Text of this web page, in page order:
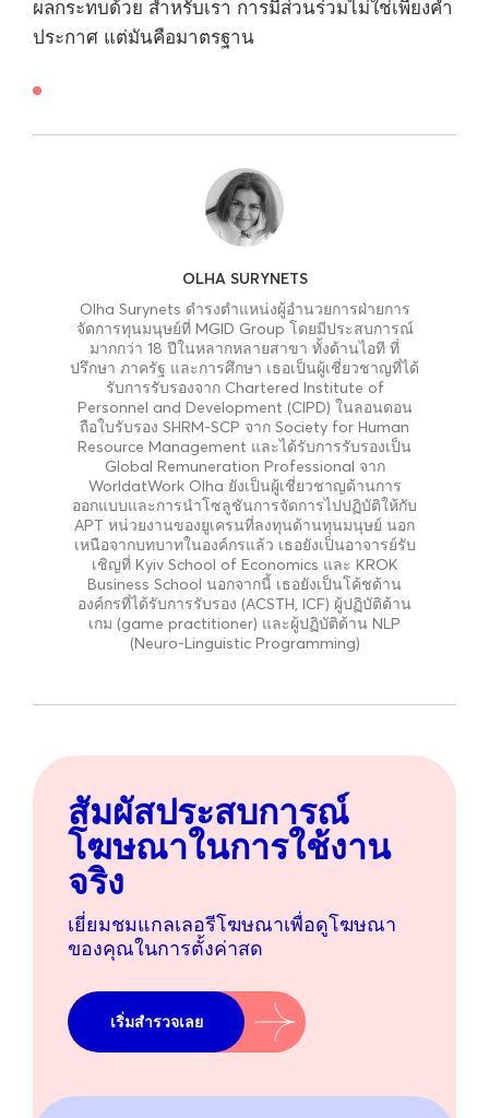
ผลกระทบด้วย สำหรับเรา การมีส่วนร่วมไม่ใช่เพียงคำ
ประกาศ แต่มันคือมาตรฐาน
OLHA SURYNETS
Olha Surynets ดำรงตำแหน่งผู้อำนวยการฝ่ายการ
จัดการทุนมนุษย์ที่ MGID Group โดยมีประสบการณ์
มากกว่า 18 ปีในหลากหลายสาขา ทั้งด้านไอที ที่
ปรึกษา ภาครัฐ และการศึกษา เธอเป็นผู้เชี่ยวชาญที่ได้
รับการรับรองจาก Chartered Institute of
Personnel and Development (CIPD) ในลอนดอน
ถือใบรับรอง SHRM-SCP จาก Society for Human
Resource Management และได้รับการรับรองเป็น
Global Remuneration Professional จาก
WorldatWork Olha ยังเป็นผู้เชี่ยวชาญด้านการ
ออกแบบและการนำโซลูชันการจัดการไปปฏิบัติให้กับ
APT หน่วยงานของยูเครนที่ลงทุนด้านทุนมนุษย์ นอก
เหนือจากบทบาทในองค์กรแล้ว เธอยังเป็นอาจารย์รับ
เชิญที่ Kyiv School of Economics และ KROK
Business School นอกจากนี้ เธอยังเป็นโค้ชด้าน
องค์กรที่ได้รับการรับรอง (ACSTH, ICF) ผู้ปฏิบัติด้าน
เกม (game practitioner) และผู้ปฏิบัติด้าน NLP
(Neuro-Linguistic Programming)
สัมผัสประสบการณ์
โฆษณาในการใช้งาน
จริง
เยี่ยมชมแกลเลอรีโฆษณาเพื่อดูโฆษณา
ของคุณในการตั้งค่าสด
เริ่มสำรวจเลย